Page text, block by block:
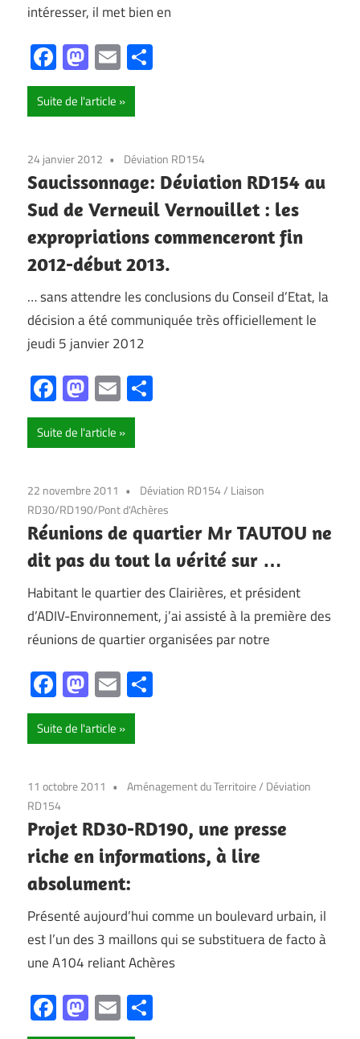
intéresser, il met bien en
Facebook
Mastodon
Email
Suite de l'article
24 janvier 2012 Déviation RD154
Saucissonnage: Déviation RD154 au
Sud de Verneuil Vernouillet : les
expropriations commenceront fin
2012-début 2013.
… sans attendre les conclusions du Conseil d’Etat, la
décision a été communiquée très officiellement le
jeudi 5 janvier 2012
Facebook
Mastodon
Email
Suite de l'article
22 novembre 2011 Déviation RD154/ Liaison
RD30/RD190/Pont d'Achères
Réunions de quartier Mr TAUTOU ne
dit pas du tout la vérité sur …
Habitant le quartier des Clairières, et président
d’ADIV-Environnement, j’ai assisté à la première des
réunions de quartier organisées par notre
Facebook
Mastodon
Email
Suite de l'article
11 octobre 2011 Aménagement du Territoire/ Déviation
RD154
Projet RD30-RD190, une presse
riche en informations, à lire
absolument:
Présenté aujourd’hui comme un boulevard urbain, il
est l’un des 3 maillons qui se substituera de facto à
une A104 reliant Achères
Facebook
Mastodon
Email